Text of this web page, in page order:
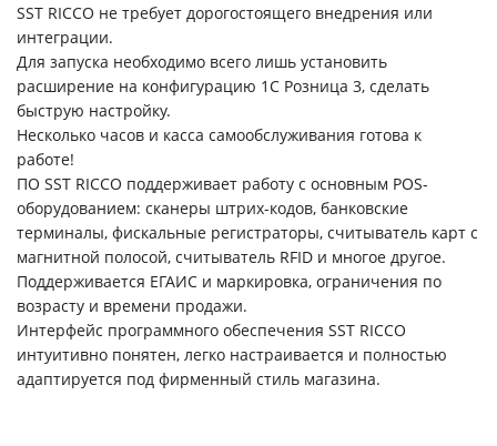
SST RICCO не требует дорогостоящего внедрения или
интеграции.
Для запуска необходимо всего лишь установить
расширение на конфигурацию 1С Розница 3, сделать
быструю настройку.
Несколько часов и касса самообслуживания готова к
работе!
ПО SST RICCO поддерживает работу с основным POS-
оборудованием: сканеры штрих-кодов, банковские
терминалы, фискальные регистраторы, считыватель карт с
магнитной полосой, считыватель RFID и многое другое.
Поддерживается ЕГАИС и маркировка, ограничения по
возрасту и времени продажи.
Интерфейс программного обеспечения SST RICCO
интуитивно понятен, легко настраивается и полностью
адаптируется под фирменный стиль магазина.